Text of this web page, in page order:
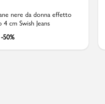
nere da donna effetto
cm Swish Jeans
-50%